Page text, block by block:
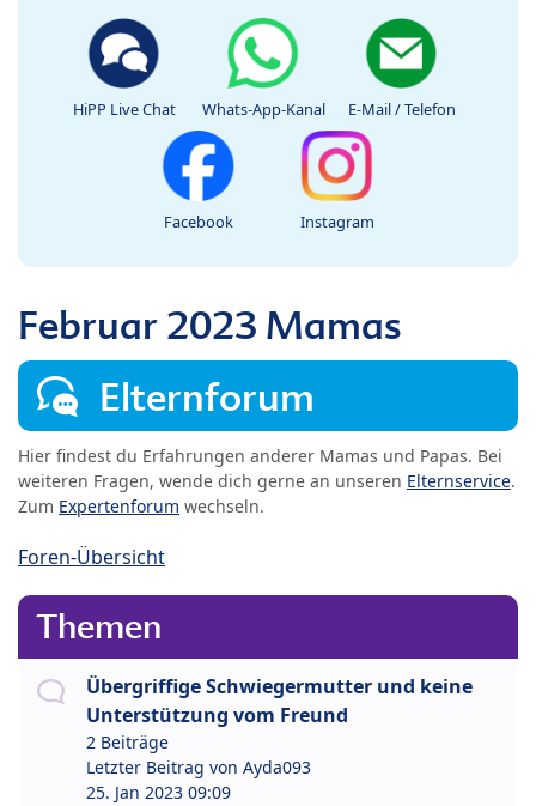
HiPP Live Chat Whats-App-Kanal E-Mail / Telefon
Facebook Instagram
Februar 2023 Mamas
Elternforum
Hier findest du Erfahrungen anderer Mamas und Papas. Bei
weiteren Fragen, wende dich gerne an unseren Elternservice.
Zum Expertenforum wechseln.
Foren-Übersicht
Themen
Übergriffige Schwiegermutter und keine
Unterstützung vom Freund
2 Beiträge
Letzter Beitrag von Ayda093
25. Jan 2023 09:09